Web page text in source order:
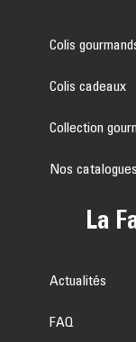
Colis
Colis cadeaux
Collection
Nos catalogues
La
Actualités
FAQ